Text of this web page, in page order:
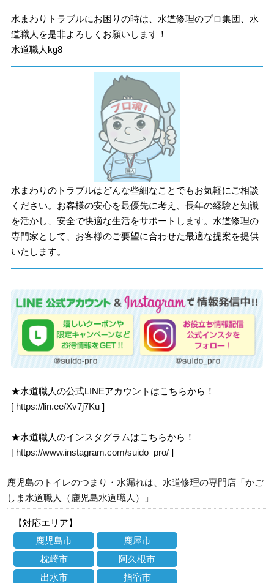
水まわりトラブルにお困りの時は、水道修理のプロ集団、水
道職人を是非よろしくお願いします！
水道職人kg8
水まわりのトラブルはどんな些細なことでもお気軽にご相談
ください。お客様の安心を最優先に考え、長年の経験と知識
を活かし、安全で快適な生活をサポートします。水道修理の
専門家として、お客様のご要望に合わせた最適な提案を提供
いたします。
★水道職人の公式LINEアカウントはこちらから！
[ https://lin.ee/Xv7j7Ku ]
★水道職人のインスタグラムはこちらから！
[ https://www.instagram.com/suido_pro/ ]
鹿児島のトイレのつまり・水漏れは、水道修理の専門店「かご
しま水道職人（鹿児島水道職人）」
【対応エリア】
鹿児島市
鹿屋市
枕崎市
阿久根市
出水市
指宿市